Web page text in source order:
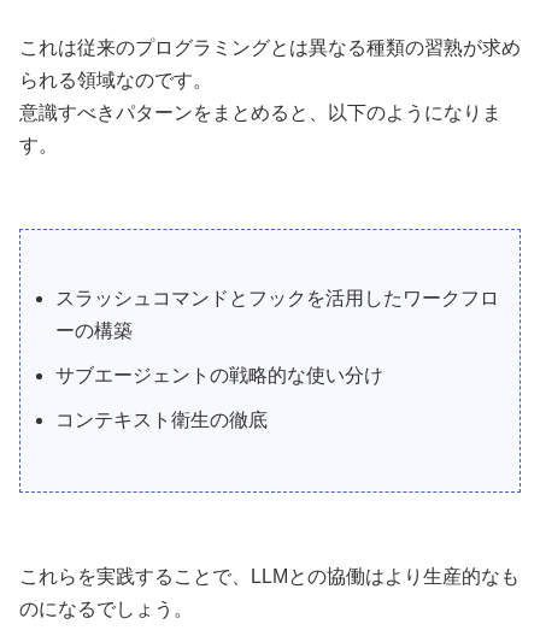
これは従来のプログラミングとは異なる種類の習熟が求め
られる領域なのです。
意識すべきパターンをまとめると、以下のようになりま
す。
スラッシュコマンドとフックを活用したワークフロ
ーの構築
サブエージェントの戦略的な使い分け
コンテキスト衛生の徹底
これらを実践することで、LLMとの協働はより生産的なも
のになるでしょう。